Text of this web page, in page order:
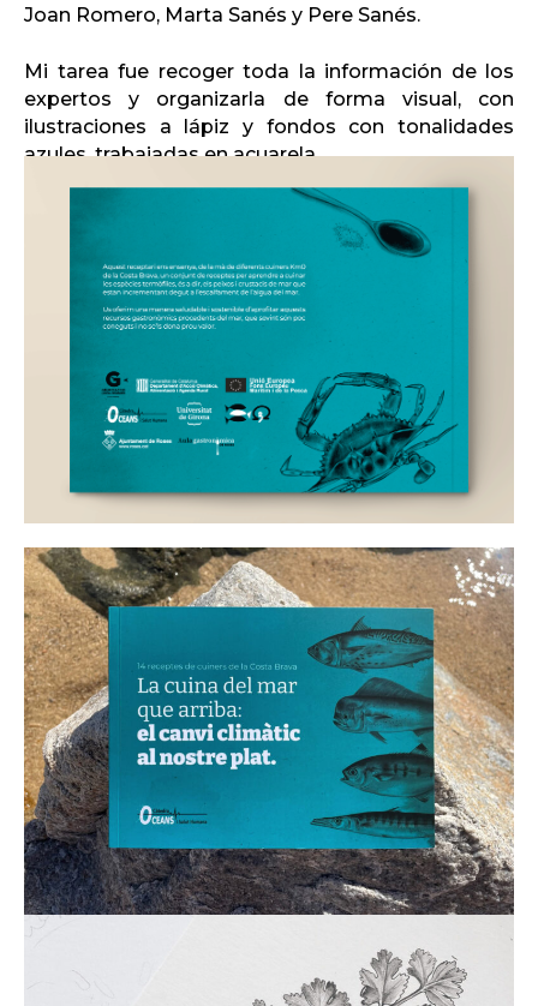
Joan Romero, Marta Sanés y Pere Sanés.
Mi tarea fue recoger toda la información de los
expertos y organizarla de forma visual, con
ilustraciones a lápiz y fondos con tonalidades
azules, trabajadas en acuarela.